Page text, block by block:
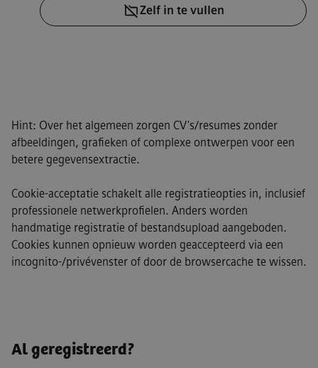
Al geregistreerd?
Zelf in te vullen
Hint: Over het algemeen zorgen CV's/resumes zonder
afbeeldingen, grafieken of complexe ontwerpen voor een
betere gegevensextractie.
Cookie-acceptatie schakelt alle registratieopties in, inclusief
professionele netwerkprofielen. Anders worden
handmatige registratie of bestandsupload aangeboden.
Cookies kunnen opnieuw worden geaccepteerd via een
incognito-/privévenster of door de browsercache te wissen.